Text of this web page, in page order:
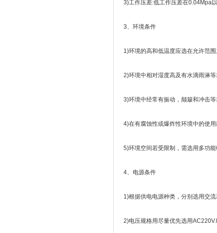
3)工作压差:低工作压差在0.04Mpa
3、环境条件
1)环境的高和低温度应选在允许范
2)环境中相对湿度高及有水滴雨淋
3)环境中经常有振动，颠簸和冲击
4)在有腐蚀性或爆炸性环境中的使
5)环境空间若受限制，需选用多功
4、电源条件
1)根据供电电源种类，分别选用交
2)电压规格用尽量优先选用